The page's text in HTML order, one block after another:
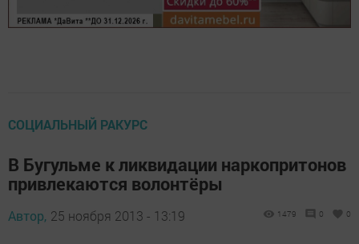
СОЦИАЛЬНЫЙ РАКУРС
В Бугульме к ликвидации наркопритонов
привлекаются волонтёры
Автор, 25 ноября 2013 - 13:19 1479 0 0